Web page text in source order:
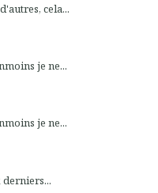
cela...
je ne...
je ne...